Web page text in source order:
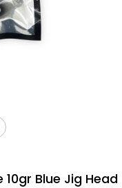
10gr Blue Jig Head